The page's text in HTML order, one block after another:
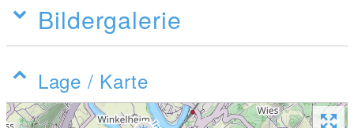
Bildergalerie
Lage / Karte